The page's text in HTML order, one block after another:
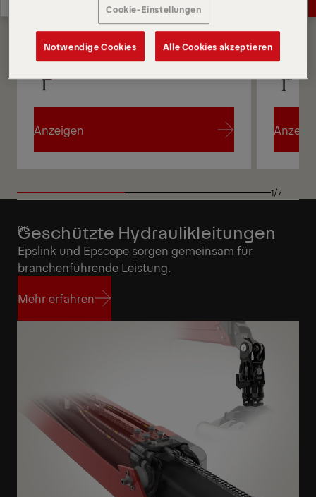
Highlights Angebot anfordern
Anzeigen
1/7
Geschützte Hydraulikleitungen
Epslink und Epscope sorgen gemeinsam für
branchenführende Leistung.
Mehr erfahren
Cookie-Einstellungen
Notwendige Cookies Alle Cookies akzeptieren